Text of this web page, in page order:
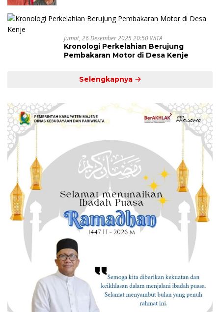
Jumat, 26 Desember 2025 20:50 WITA
Kronologi Perkelahian Berujung
Pembakaran Motor di Desa Kenje
Selengkapnya